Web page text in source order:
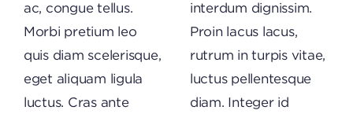
ac, congue tellus.
Morbi pretium leo
quis diam scelerisque,
eget aliquam ligula
luctus. Cras ante
interdum dignissim.
Proin lacus lacus,
rutrum in turpis vitae,
luctus pellentesque
diam. Integer id